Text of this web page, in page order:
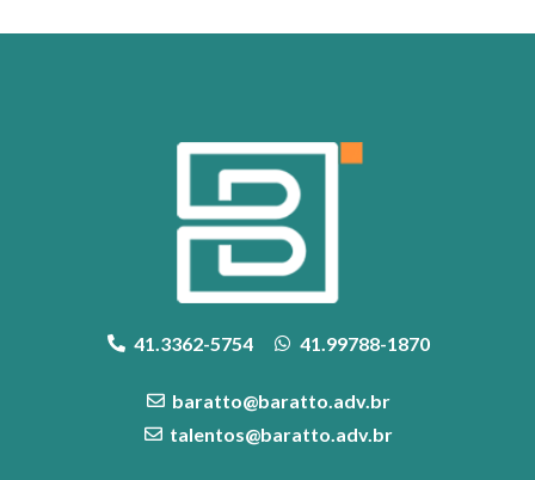
41.3362-5754 41.99788-1870
baratto@baratto.adv.br
talentos@baratto.adv.br